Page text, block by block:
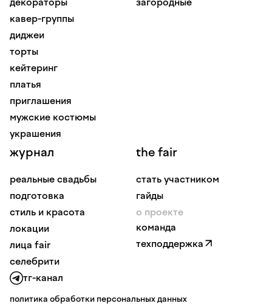
кавер-группы
диджеи
торты
кейтеринг
платья
приглашения
мужские костюмы
украшения
журнал
реальные свадьбы
подготовка
стиль и красота
локации
лица fair
селебрити
the fair
стать участником
гайды
о проекте
команда
техподдержка
тг-канал
политика обработки персональных данных